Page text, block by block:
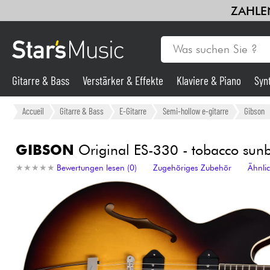
Gitarre & Bass
Synths & samplers
Licht
Violinen & Quartett
Gitarre & Bass Verstärker & Effekte Klaviere & Piano
Accueil Gitarre & Bass E-Gitarre Semi-hollow e-gitarre Gibson
GIBSON Original ES-330 - tobacco
★ ★ ★ ★ ★
★ ★ ★ ★ ★ Bewertungen lesen (0) Zugehöriges Zubehör